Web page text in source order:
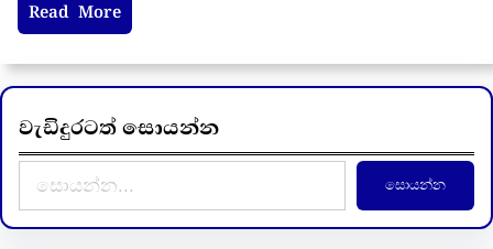
Read More
වැඩිදුරටත් සොයන්න
e
a
සොයන්න